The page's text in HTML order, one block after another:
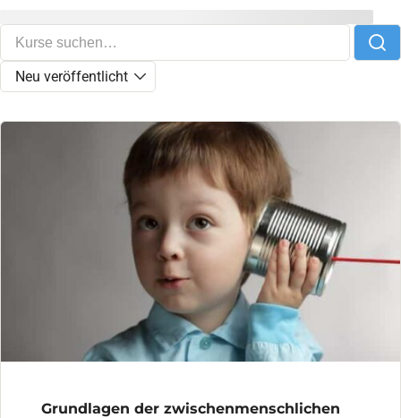
Grundlagen der zwischenmenschlichen